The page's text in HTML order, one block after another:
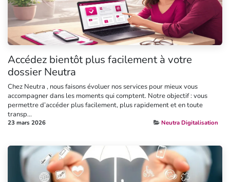
Accédez bientôt plus facilement à votre
dossier Neutra
Chez Neutra , nous faisons évoluer nos services pour mieux vous
accompagner dans les moments qui comptent. Notre objectif : vous
permettre d’accéder plus facilement, plus rapidement et en toute
transp...
23 mars 2026 Neutra Digitalisation